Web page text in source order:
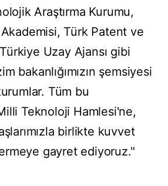
Araştırma Kurumu,
Türk Patent ve
Uzay Ajansı gibi
bakanlığımızın şemsiyesi
Tüm bu
Teknoloji Hamlesi'ne,
birlikte kuvvet
gayret ediyoruz."